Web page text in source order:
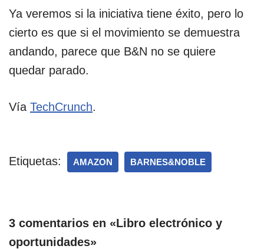
Ya veremos si la iniciativa tiene éxito, pero lo
cierto es que si el movimiento se demuestra
andando, parece que B&N no se quiere
quedar parado.
Vía TechCrunch.
Etiquetas: AMAZON BARNES&NOBLE
3 comentarios en «Libro electrónico y
oportunidades»